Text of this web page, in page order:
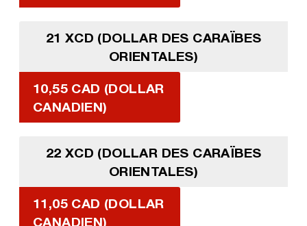
21 XCD (DOLLAR DES CARAÏBES
ORIENTALES)
10,55 CAD (DOLLAR
CANADIEN)
22 XCD (DOLLAR DES CARAÏBES
ORIENTALES)
11,05 CAD (DOLLAR
CANADIEN)